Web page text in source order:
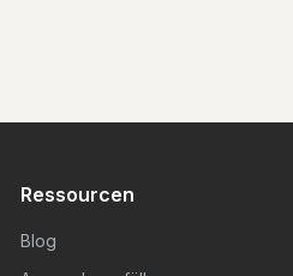
Ressourcen
Blog